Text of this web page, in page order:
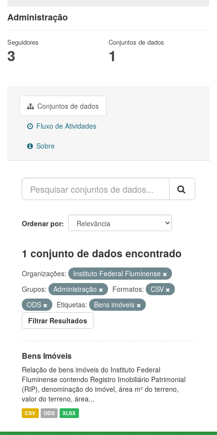
Administração
Seguidores
3
Conjuntos de dados
1
Conjuntos de dados
Fluxo de Atividades
Sobre
Ordenar por
1 conjunto de dados encontrado
Organizações:
Instituto Federal Fluminense
Grupos:
Administração Formatos:
CSV
ODS
Etiquetas:
Bens imóveis
Filtrar Resultados
Bens Imóveis
Relação de bens imóveis do Instituto Federal
Fluminense contendo Registro Imobiliário Patrimonial
(RIP), denominação do imóvel, área m² do terreno,
valor do terreno, área...
CSV ODS XLSX